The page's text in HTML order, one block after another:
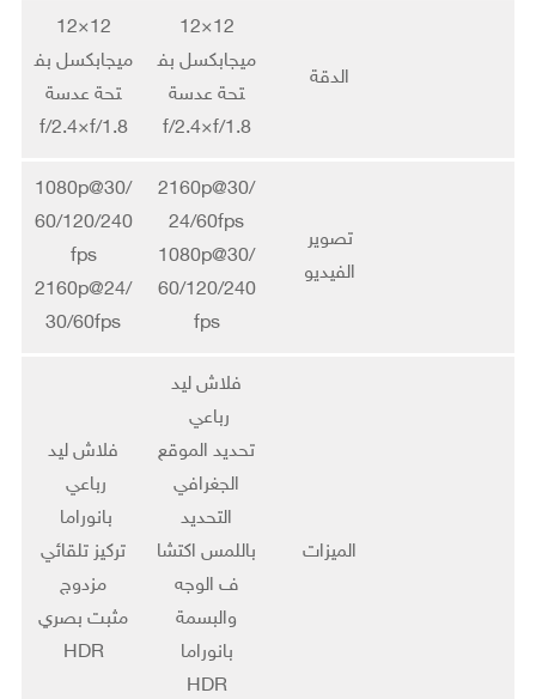
الدقة
12×12
ميجابكسل بف
تحة عدسة
f/2.4×f/1.8
12×12
ميجابكسل بف
تحة عدسة
f/2.4×f/1.8
تصوير
الفيديو
2160p@30/
24/60fps
1080p@30/
60/120/240
fps
1080p@30/
60/120/240
fps
2160p@24/
30/60fps
الميزات
فلاش ليد
رباعي
تحديد الموقع
الجغرافي
التحديد
باللمس اكتشا
ف الوجه
والبسمة
بانوراما
HDR
فلاش ليد
رباعي
بانوراما
تركيز تلقائي
مزدوج
مثبت بصري
HDR